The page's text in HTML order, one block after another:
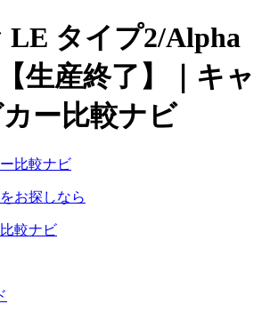
LE タイプ2/Alpha
生産終了】｜キャ
ー比較ナビ
お探しなら
較ナビ